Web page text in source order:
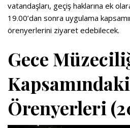
vatandaşları, geçiş haklarına ek
19.00’dan sonra uygulama
örenyerlerini ziyaret edebilecek.
Gece
Örenyerleri